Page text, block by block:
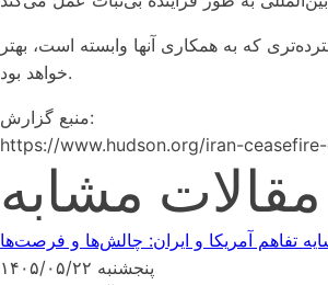
که به همکاری آنها وابسته است، بهتر
خواهد بود.
منبع گزارش:
https://www.hudson.org/iran-
مقالات مشابه
تفاهم آمریکا و ایران: چالش‌ها و فرصت‌ها
پنجشنبه ۱۴۰۵/۰۵/۲۲